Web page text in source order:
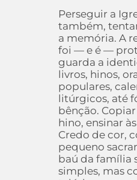
Perseguir a
também,
a memória. A
foi — e é —
guarda a
livros, hinos,
populares,
litúrgicos, até
bênção.
hino, ensinar
Credo de cor,
pequeno
baú da família
simples, mas